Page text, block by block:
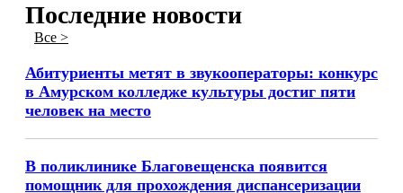
Последние новости
Все >
Абитуриенты метят в звукооператоры: конкурс
в Амурском колледже культуры достиг пяти
человек на место
В поликлинике Благовещенска появится
помощник для прохождения диспансеризации